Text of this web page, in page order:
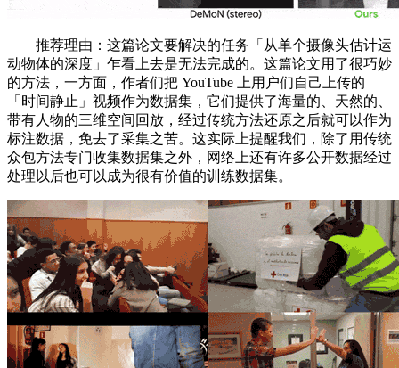
推荐理由：这篇论文要解决的任务「从单个摄像头估计运
动物体的深度」乍看上去是无法完成的。这篇论文用了很巧妙
的方法，一方面，作者们把 YouTube 上用户们自己上传的
「时间静止」视频作为数据集，它们提供了海量的、天然的、
带有人物的三维空间回放，经过传统方法还原之后就可以作为
标注数据，免去了采集之苦。这实际上提醒我们，除了用传统
众包方法专门收集数据集之外，网络上还有许多公开数据经过
处理以后也可以成为很有价值的训练数据集。